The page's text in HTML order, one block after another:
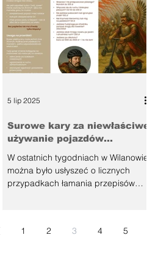
Surowe kary za niewłaściwe
używanie pojazdów
W ostatnich tygodniach w Wilanowie
można było usłyszeć o licznych
przypadkach łamania przepisów
5 lip 2025
1 2 3 4 5